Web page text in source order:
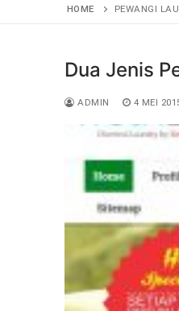
HOME PEWANGI
Dua Jenis
ADMIN 4 MEI